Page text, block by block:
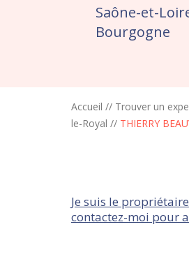
Saône-et-
Bourgogne
Accueil // Trouver un
le-Royal // THIERRY
Je suis le
contactez-moi pour